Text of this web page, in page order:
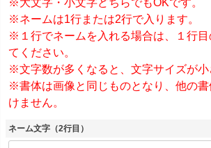
※大文字・小文字どちらでもOKです。
※ネームは1行または2行で入ります。
※１行でネームを入れる場合は、１行目
てください。
※文字数が多くなると、文字サイズが小
※書体は画像と同じものとなり、他の
けません。
ネーム文字（2行目）